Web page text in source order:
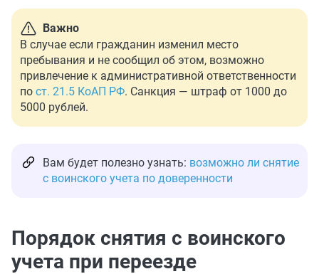
Важно
В случае если гражданин изменил место
пребывания и не сообщил об этом, возможно
привлечение к административной ответственности
по ст. 21.5 КоАП РФ. Санкция — штраф от 1000 до
5000 рублей.
Вам будет полезно узнать: возможно ли снятие
с воинского учета по доверенности
Порядок снятия с воинского
учета при переезде